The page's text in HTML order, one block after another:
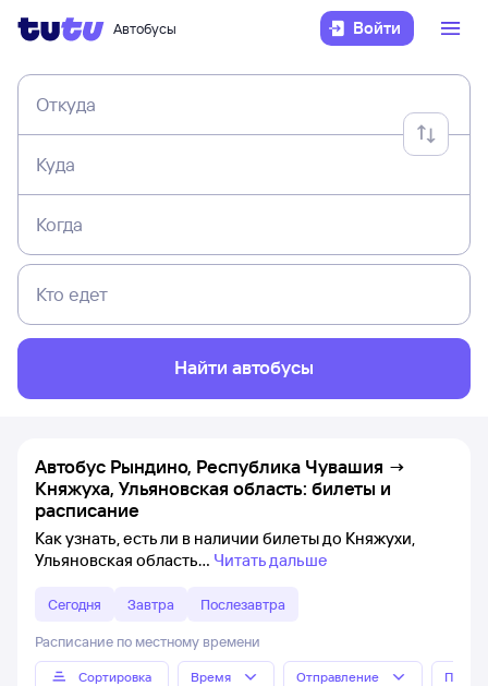
Автобусы Войти
Откуда
Куда
Когда
Кто едет
Найти автобусы
Автобус Рындино, Республика Чувашия →
Княжуха, Ульяновская область: билеты и
расписание
Как узнать, есть ли в наличии билеты до Княжухи,
Ульяновская область
Читать дальше
Сегодня Завтра Послезавтра
Расписание по местному времени
Сортировка Время Отправление